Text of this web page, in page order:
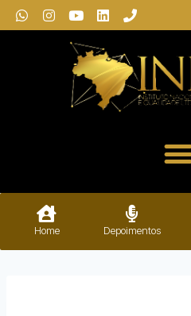
Home Depoimentos